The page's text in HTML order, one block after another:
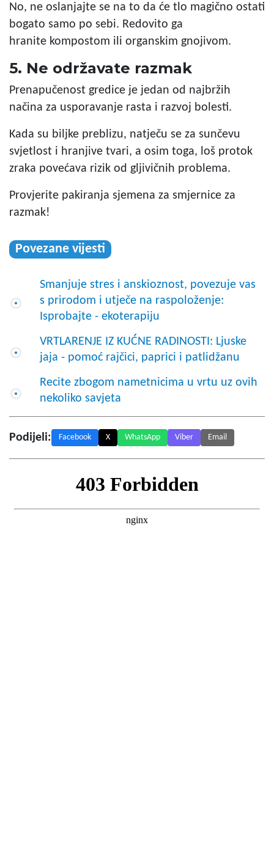
No, ne oslanjajte se na to da će tlo magično ostati
bogato samo po sebi. Redovito ga
hranite kompostom ili organskim gnojivom.
5. Ne održavate razmak
Prenapučenost gredice je jedan od najbržih
načina za usporavanje rasta i razvoj bolesti.
Kada su biljke preblizu, natječu se za sunčevu
svjetlost i hranjive tvari, a osim toga, loš protok
zraka povećava rizik od gljivičnih problema.
Provjerite pakiranja sjemena za smjernice za
razmak!
Povezane vijesti
Smanjuje stres i anskioznost, povezuje vas
s prirodom i utječe na raspoloženje:
Isprobajte - ekoterapiju
VRTLARENJE IZ KUĆNE RADINOSTI: Ljuske
jaja - pomoć rajčici, paprici i patlidžanu
Recite zbogom nametnicima u vrtu uz ovih
nekoliko savjeta
Podijeli: Facebook X WhatsApp Viber Email